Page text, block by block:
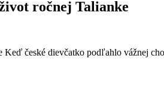
ročnej Talianke
Keď české dievčatko podľahlo vážnej